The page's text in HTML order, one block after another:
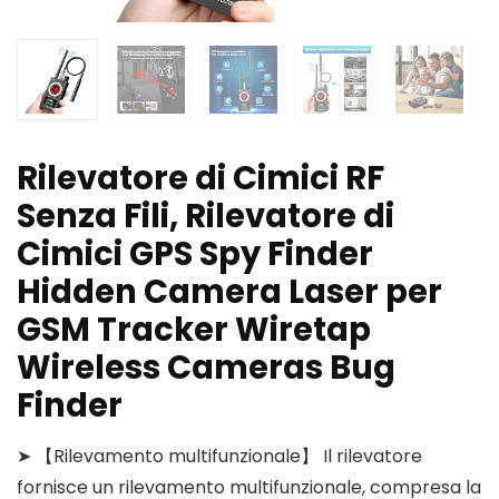
Rilevatore di Cimici RF
Senza Fili, Rilevatore di
Cimici GPS Spy Finder
Hidden Camera Laser per
GSM Tracker Wiretap
Wireless Cameras Bug
Finder
➤ 【Rilevamento multifunzionale】 Il rilevatore
fornisce un rilevamento multifunzionale, compresa la